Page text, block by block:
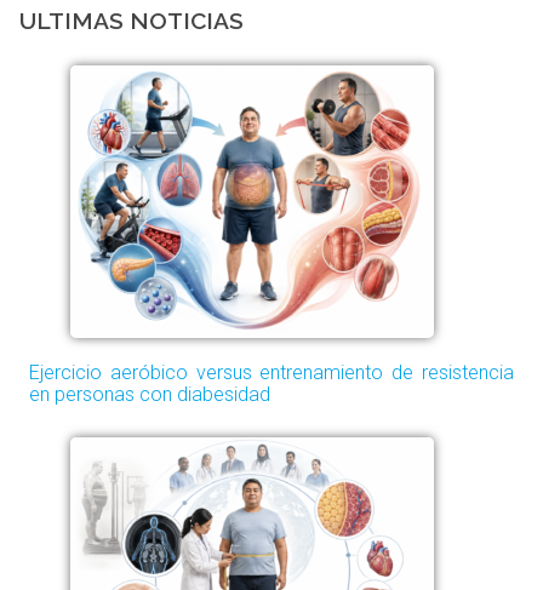
ULTIMAS NOTICIAS
Ejercicio aeróbico versus entrenamiento de resistencia
en personas con diabesidad